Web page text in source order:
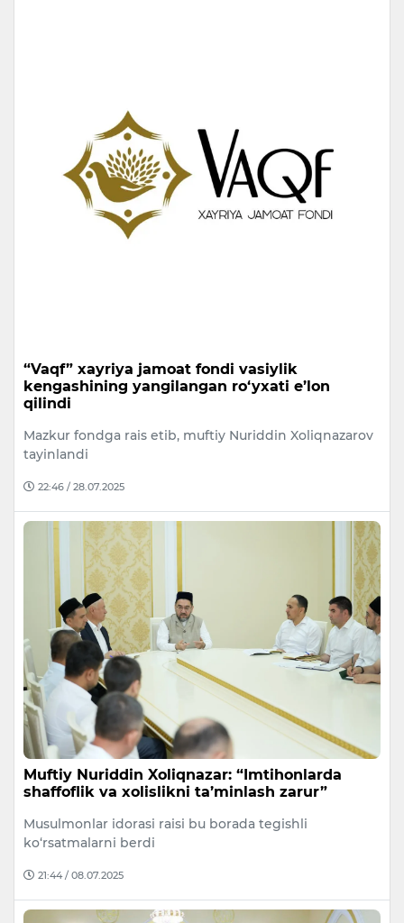
“Vaqf” xayriya jamoat fondi vasiylik
kengashining yangilangan ro‘yxati e’lon
qilindi
Mazkur fondga rais etib, muftiy Nuriddin Xoliqnazarov
tayinlandi
22:46 / 28.07.2025
Muftiy Nuriddin Xoliqnazar: “Imtihonlarda
shaffoflik va xolislikni ta’minlash zarur”
Musulmonlar idorasi raisi bu borada tegishli
ko‘rsatmalarni berdi
21:44 / 08.07.2025